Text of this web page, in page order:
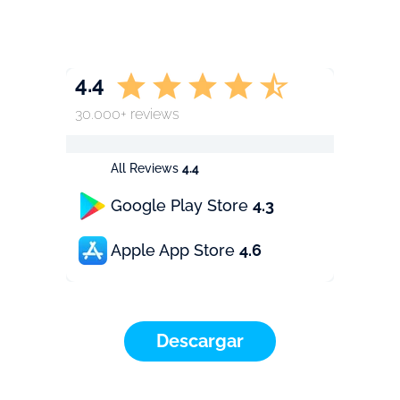
All Reviews 4.4
Google Play Store 4.3
Apple App Store 4.6
4.4
30.000+ reviews
Descargar